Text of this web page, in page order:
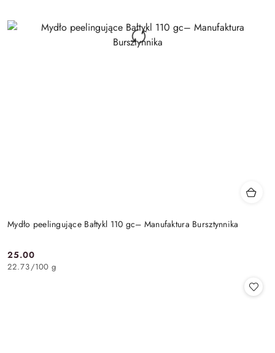
Mydło peelingujące Bałtykl 110 gc– Manufaktura Bursztynnika
Cena:
25.00
22.73/100 g